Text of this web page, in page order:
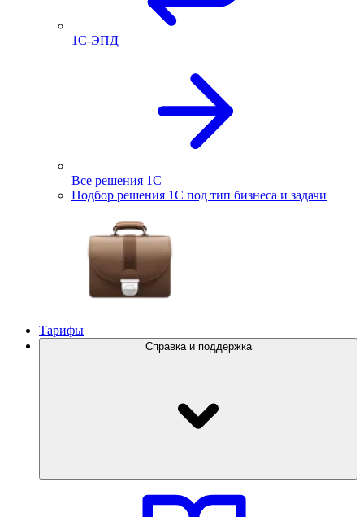
1С-ЭПД
Все решения 1С
Подбор решения 1С под тип бизнеса и задачи
Тарифы
Справка и поддержка